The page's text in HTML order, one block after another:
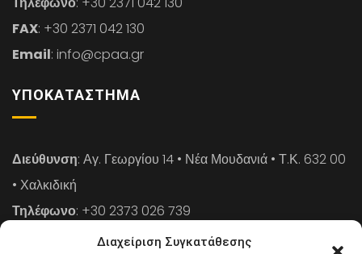
Διαχείριση Συγκατάθεσης
FAX: +30 2371 042 130
Email: info@cpaa.gr
ΥΠΟΚΑΤΆΣΤΗΜΑ
Διεύθυνση: Αγ. Γεωργίου 14 • Νέα Μουδανιά • Τ.Κ. 632 00
• Χαλκιδική
Τηλέφωνο: +30 2373 026 739
: +30 2373 026 739